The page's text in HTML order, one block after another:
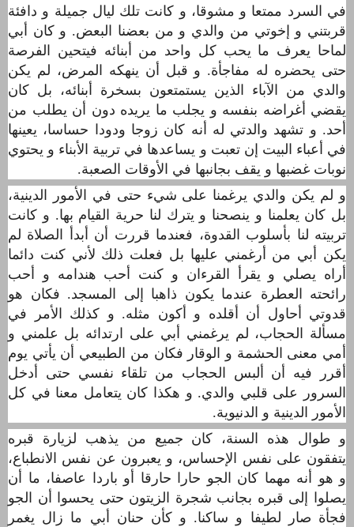
في السرد ممتعا و مشوقا، و كانت تلك ليال جميلة و دافئة
قربتني و إخوتي من والدي و من بعضنا البعض. و كان أبي
لماحا يعرف ما يحب كل واحد من أبنائه فيتحين الفرصة
حتى يحضره له مفاجأة. و قبل أن ينهكه المرض، لم يكن
والدي من اﻵباء الذين يستمتعون بسخرة أبنائه، بل كان
يقضي أغراضه بنفسه و يجلب ما يريده دون أن يطلب من
أحد. و تشهد والدتي له أنه كان زوجا ودودا حساسا، يعينها
في أعباء البيت إن تعبت و يساعدها في تربية الأبناء و يحتوي
نوبات غضبها و يقف بجانبها في اﻷوقات الصعبة.
و لم يكن والدي يرغمنا على شيء حتى في اﻷمور الدينية،
بل كان يعلمنا و ينصحنا و يترك لنا حرية القيام بها. و كانت
تربيته لنا بأسلوب القدوة، فعندما قررت أن أبدأ الصلاة لم
يكن أبي من أرغمني عليها بل فعلت ذلك لأني كنت دائما
أراه يصلي و يقرأ القرءان و كنت أحب هندامه و أحب
رائحته العطرة عندما يكون ذاهبا إلى المسجد. فكان هو
قدوتي أحاول أن أقلده و أكون مثله. و كذلك اﻷمر في
مسألة الحجاب، لم يرغمني أبي على ارتدائه بل علمني و
أمي معنى الحشمة و الوقار فكان من الطبيعي أن يأتي يوم
أقرر فيه أن ألبس الحجاب من تلقاء نفسي حتى أدخل
السرور على قلبي والدي. و هكذا كان يتعامل معنا في كل
الأمور الدينية و الدنيوية.
و طوال هذه السنة، كان جميع من يذهب لزيارة قبره
يتفقون على نفس الإحساس، و يعبرون عن نفس الانطباع،
و هو أنه مهما كان الجو حارا حارقا أو باردا عاصفا، ما أن
يصلوا إلى قبره بجانب شجرة الزيتون حتى يحسوا أن الجو
فجأة صار لطيفا و ساكنا. و كأن حنان أبي ما زال يغمر